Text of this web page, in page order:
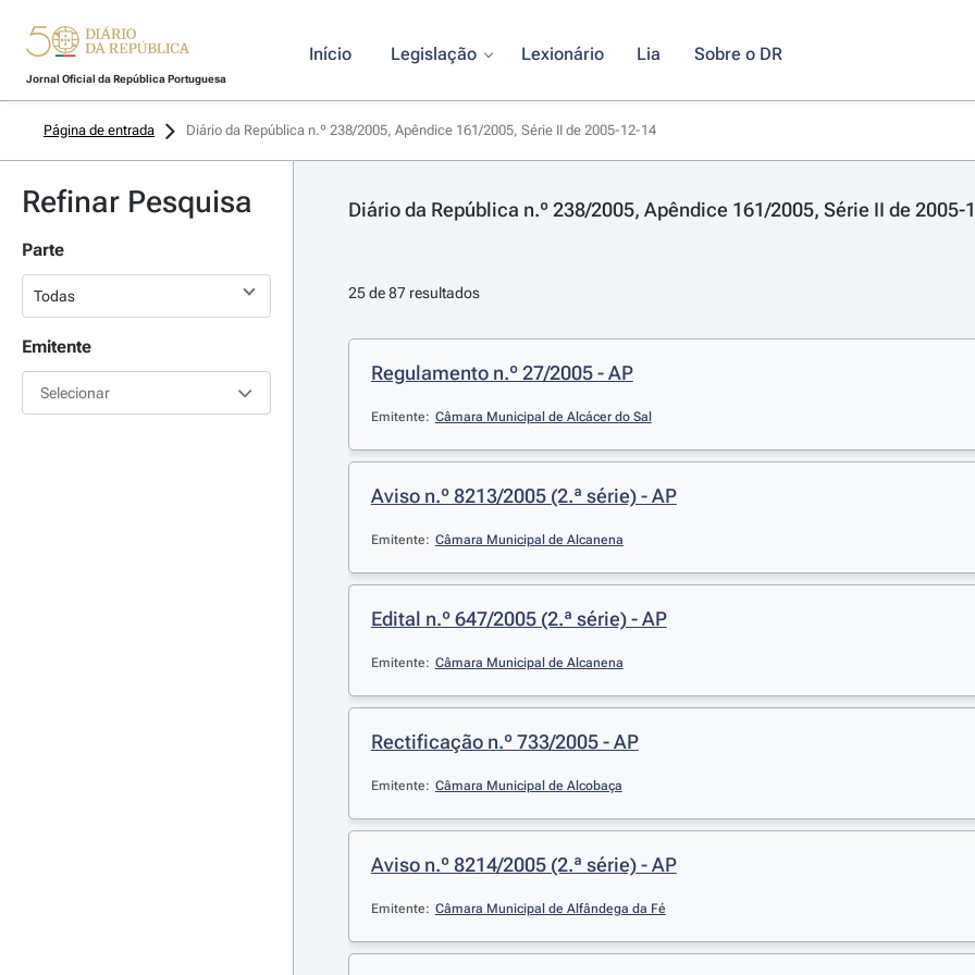
Jornal Oficial da República Portuguesa
Início Legislação Lexionário Lia Sobre o DR
Página de entrada Diário da República n.º 238/2005, Apêndice 161/2005, Série II de 2005-12-14
Refinar Pesquisa
Parte
Emitente
Selecionar
Diário da República n.º 238/2005, Apêndice 161/2005, Série II de 2005-
25 de 87 resultados
Regulamento n.º 27/2005 - AP
Emitente: Câmara Municipal de Alcácer do Sal
Aviso n.º 8213/2005 (2.ª série) - AP
Emitente: Câmara Municipal de Alcanena
Edital n.º 647/2005 (2.ª série) - AP
Emitente: Câmara Municipal de Alcanena
Rectificação n.º 733/2005 - AP
Emitente: Câmara Municipal de Alcobaça
Aviso n.º 8214/2005 (2.ª série) - AP
Emitente: Câmara Municipal de Alfândega da Fé